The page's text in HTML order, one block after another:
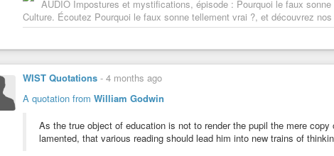
French intelligence services feared international humiliation.
This fear is important. Governments rarely conduct covert operations
allowing activists to disrupt military testing risked projecting vulnerability.
The French external intelligence service, the
The operation was given the #codename Opération Satanique.
The name itself reveals the strange theatricality often surrounding covert
bureaucratic language, technical terminology, or symbolic code names.
AUDIO Impostures et mystifications, épisode : Pourquoi le faux
Culture. Écoutez Pourquoi le faux sonne tellement vrai ?, et découvrez
WIST Quotations - 4 months ago
A quotation from William Godwin
As the true object of education is not to render the pupil the mere
lamented, that various reading should lead him into new trains of